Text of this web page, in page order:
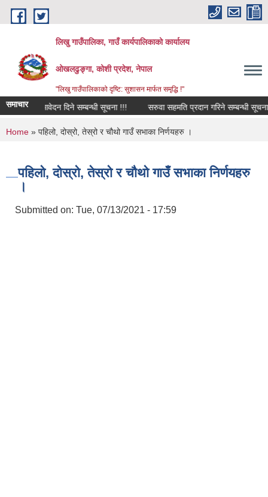
Skip to main content
लिखु गाउँपालिका, गाउँ कार्यपालिकाको कार्यालय
ओखलढुङ्गा, कोशी प्रदेश, नेपाल
"लिखु गाउँपालिकाको दृष्टि: सुशासन मार्फत समृद्धि !"
समाचारलागि आवेदन दिने सम्बन्धी सूचना !!! सरुवा सहमति प्रदान गरिने सम्बन्धी सूचना
You are here
Home » पहिलो, दोस्रो, तेस्रो र चौथो गाउँ सभाका निर्णयहरु ।
पहिलो, दोस्रो, तेस्रो र चौथो गाउँ सभाका निर्णयहरु
।
Submitted on: Tue, 07/13/2021 - 17:59